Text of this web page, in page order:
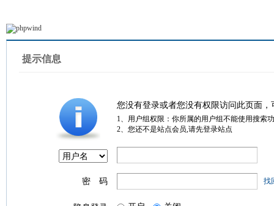
提示信息
您没有登录或者您没有权限访问此页面
1、用户组权限：你所属的用户组不能使用搜索
2、您还不是站点会员,请先登录站点
密 码 找